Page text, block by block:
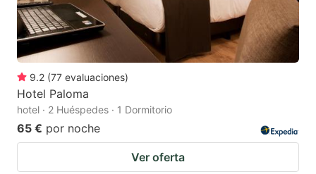
9.2 (77 evaluaciones)
Hotel Paloma
hotel · 2 Huéspedes · 1 Dormitorio
65 € por noche
Ver oferta